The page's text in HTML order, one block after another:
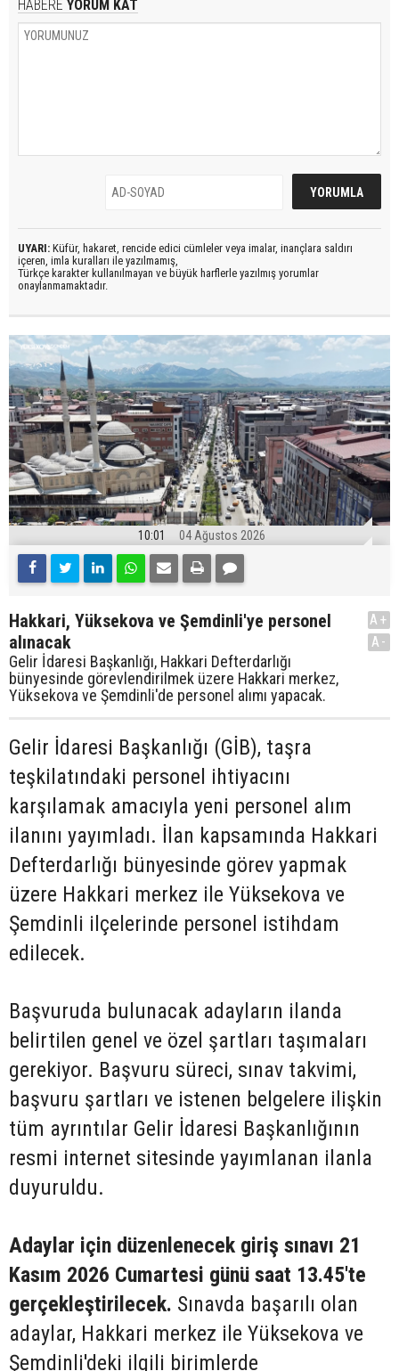
HABERE YORUM KAT
UYARI: Küfür, hakaret, rencide edici cümleler veya imalar, inançlara saldırı
içeren, imla kuralları ile yazılmamış,
Türkçe karakter kullanılmayan ve büyük harflerle yazılmış yorumlar
onaylanmamaktadır.
10:01 04 Ağustos 2026
Hakkari, Yüksekova ve Şemdinli'ye personel
alınacak
Gelir İdaresi Başkanlığı, Hakkari Defterdarlığı
bünyesinde görevlendirilmek üzere Hakkari merkez,
Yüksekova ve Şemdinli'de personel alımı yapacak.
A+
A-
Gelir İdaresi Başkanlığı (GİB), taşra
teşkilatındaki personel ihtiyacını
karşılamak amacıyla yeni personel alım
ilanını yayımladı. İlan kapsamında Hakkari
Defterdarlığı bünyesinde görev yapmak
üzere Hakkari merkez ile Yüksekova ve
Şemdinli ilçelerinde personel istihdam
edilecek.
Başvuruda bulunacak adayların ilanda
belirtilen genel ve özel şartları taşımaları
gerekiyor. Başvuru süreci, sınav takvimi,
başvuru şartları ve istenen belgelere ilişkin
tüm ayrıntılar Gelir İdaresi Başkanlığının
resmi internet sitesinde yayımlanan ilanla
duyuruldu.
Adaylar için düzenlenecek giriş sınavı 21
Kasım 2026 Cumartesi günü saat 13.45'te
gerçekleştirilecek. Sınavda başarılı olan
adaylar, Hakkari merkez ile Yüksekova ve
Şemdinli'deki ilgili birimlerde